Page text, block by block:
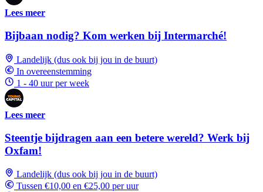
Lees meer
Bijbaan nodig? Kom werken bij Intermarché!
Landelijk (dus ook bij jou in de buurt)
In overeenstemming
1 - 40 uur per week
Lees meer
Steentje bijdragen aan een betere wereld? Werk bij
Oxfam!
Landelijk (dus ook bij jou in de buurt)
Tussen €10,00 en €25,00 per uur